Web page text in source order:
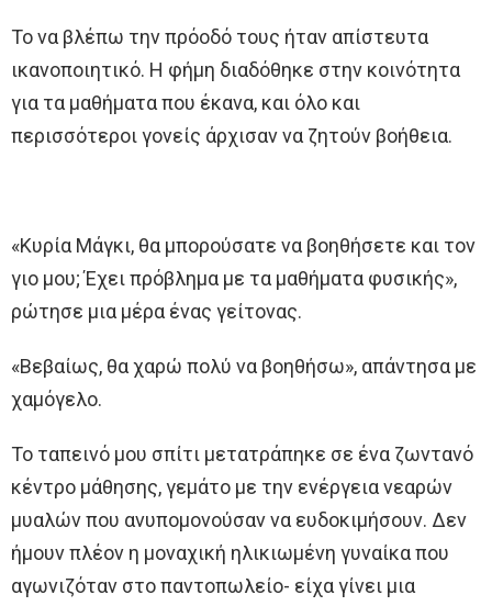
Το να βλέπω την πρόοδό τους ήταν απίστευτα
ικανοποιητικό. Η φήμη διαδόθηκε στην κοινότητα
για τα μαθήματα που έκανα, και όλο και
περισσότεροι γονείς άρχισαν να ζητούν βοήθεια.
«Κυρία Μάγκι, θα μπορούσατε να βοηθήσετε και τον
γιο μου; Έχει πρόβλημα με τα μαθήματα φυσικής»,
ρώτησε μια μέρα ένας γείτονας.
«Βεβαίως, θα χαρώ πολύ να βοηθήσω», απάντησα με
χαμόγελο.
Το ταπεινό μου σπίτι μετατράπηκε σε ένα ζωντανό
κέντρο μάθησης, γεμάτο με την ενέργεια νεαρών
μυαλών που ανυπομονούσαν να ευδοκιμήσουν. Δεν
ήμουν πλέον η μοναχική ηλικιωμένη γυναίκα που
αγωνιζόταν στο παντοπωλείο- είχα γίνει μια